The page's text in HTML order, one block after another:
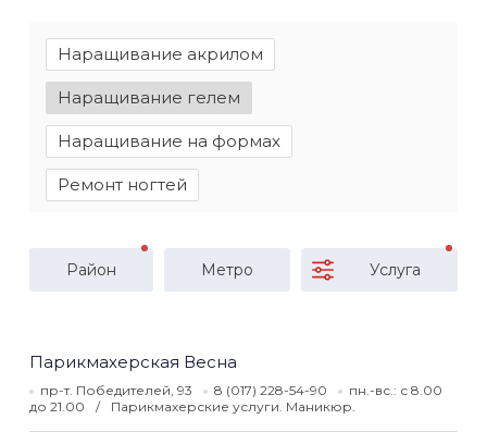
Наращивание акрилом
Наращивание гелем
Наращивание на формах
Ремонт ногтей
Район Метро Услуга
Парикмахерская Весна
пр-т. Победителей, 93 8 (017) 228-54-90
пн.-вс.: с 8.00
до 21.00
Парикмахерские услуги. Маникюр.